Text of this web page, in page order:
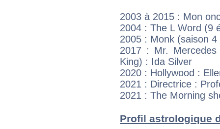
2003 à 2015 : Mon
2004 : The L Word (9
2005 : Monk (saison
2017 : Mr.
King) : Ida Silver
2020 : Hollywood :
2021 : Directrice :
2021 : The Morning
Profil astrologique